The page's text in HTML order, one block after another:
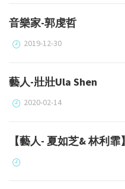
音樂家-郭虔哲
2019-12-30
藝人-壯壯Ula Shen
2020-02-14
【藝人- 夏如芝& 林利霏】